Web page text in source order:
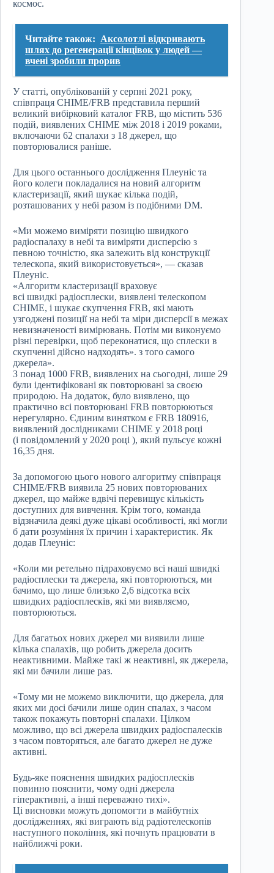
космос.
Читайте також: Аксолотлі відкривають
шлях до регенерації кінцівок у людей —
вчені зробили прорив
У статті, опублікованій у серпні 2021 року,
співпраця CHIME/FRB представила перший
великий вибірковий каталог FRB, що містить 536
подій, виявлених CHIME між 2018 і 2019 роками,
включаючи 62 спалахи з 18 джерел, що
повторювалися раніше.
Для цього останнього дослідження Плеуніс та
його колеги покладалися на новий алгоритм
кластеризації, який шукає кілька подій,
розташованих у небі разом із подібними DM.
«Ми можемо виміряти позицію швидкого
радіоспалаху в небі та виміряти дисперсію з
певною точністю, яка залежить від конструкції
телескопа, який використовується», — сказав
Плеуніс.
«Алгоритм кластеризації враховує
всі швидкі радіосплески, виявлені телескопом
CHIME, і шукає скупчення FRB, які мають
узгоджені позиції на небі та міри дисперсії в межах
невизначеності вимірювань. Потім ми виконуємо
різні перевірки, щоб переконатися, що сплески в
скупченні дійсно надходять». з того самого
джерела».
З понад 1000 FRB, виявлених на сьогодні, лише 29
були ідентифіковані як повторювані за своєю
природою. На додаток, було виявлено, що
практично всі повторювані FRB повторюються
нерегулярно. Єдиним винятком є ​​FRB 180916,
виявлений дослідниками CHIME у 2018 році
(і повідомлений у 2020 році ), який пульсує кожні
16,35 дня.
За допомогою цього нового алгоритму співпраця
CHIME/FRB виявила 25 нових повторюваних
джерел, що майже вдвічі перевищує кількість
доступних для вивчення. Крім того, команда
відзначила деякі дуже цікаві особливості, які могли
б дати розуміння їх причин і характеристик. Як
додав Плеуніс:
«Коли ми ретельно підраховуємо всі наші швидкі
радіосплески та джерела, які повторюються, ми
бачимо, що лише близько 2,6 відсотка всіх
швидких радіосплесків, які ми виявляємо,
повторюються.
Для багатьох нових джерел ми виявили лише
кілька спалахів, що робить джерела досить
неактивними. Майже такі ж неактивні, як джерела,
які ми бачили лише раз.
«Тому ми не можемо виключити, що джерела, для
яких ми досі бачили лише один спалах, з часом
також покажуть повторні спалахи. Цілком
можливо, що всі джерела швидких радіоспалесків
з часом повторяться, але багато джерел не дуже
активні.
Будь-яке пояснення швидких радіосплесків
повинно пояснити, чому одні джерела
гіперактивні, а інші переважно тихі».
Ці висновки можуть допомогти в майбутніх
дослідженнях, які виграють від радіотелескопів
наступного покоління, які почнуть працювати в
найближчі роки.